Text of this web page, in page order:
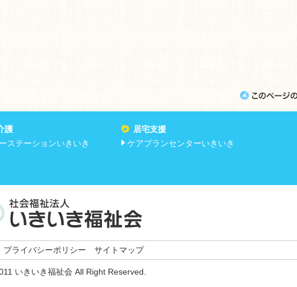
護
ステーションいきいき
居宅支援
ケアプランセンターいきいき
プライバシーポリシー サイトマップ
いきいき福祉会 All Right Reserved.